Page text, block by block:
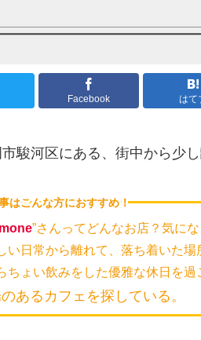
Facebook はて
駿河区にある、街中から少
はこんな方におすすめ！
”さんってどんなお店？気に
い日常から離れて、落ち着いた
ちょい飲みをした優雅な休日を過
のあるカフェを探している。